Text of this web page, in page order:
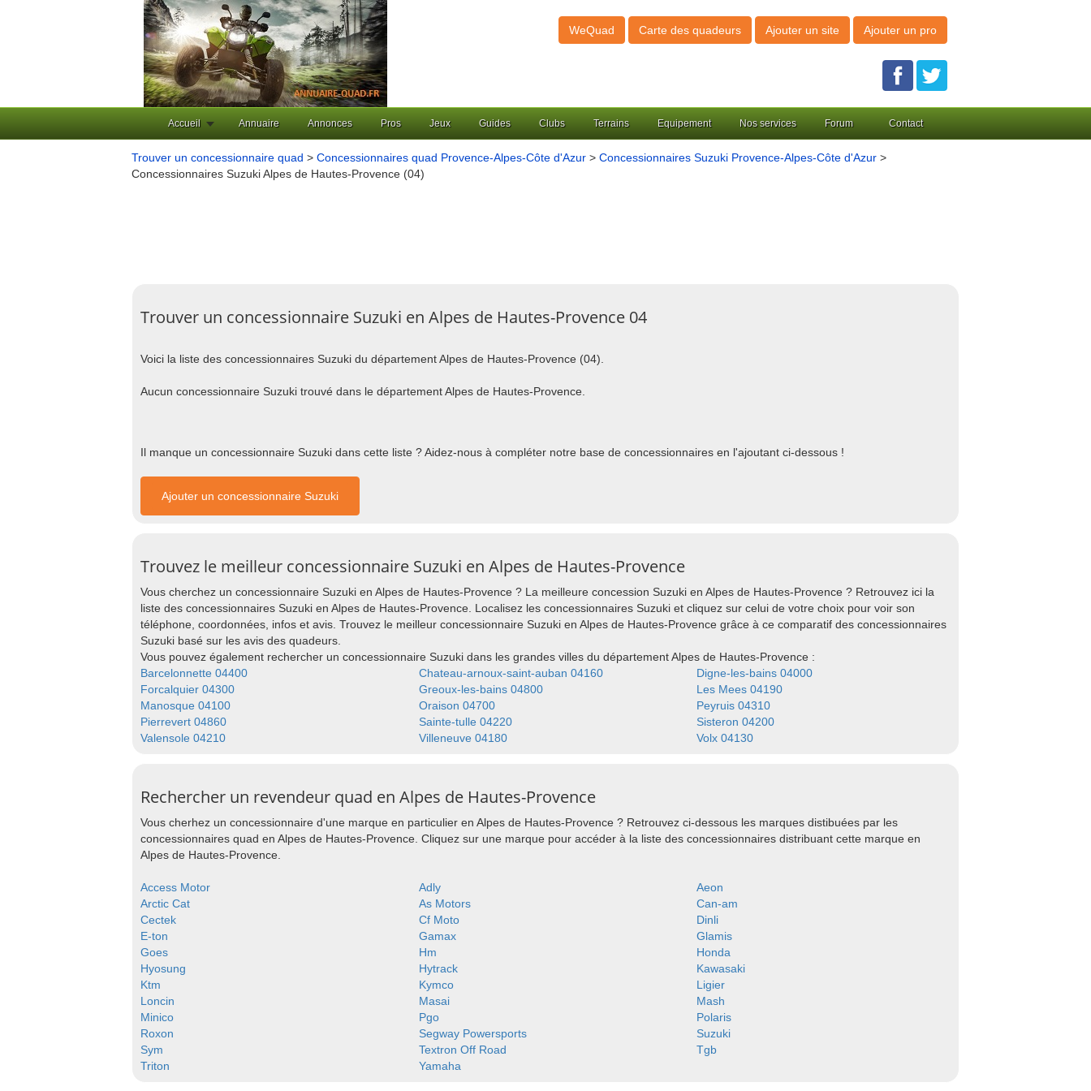
WeQuad Carte des quadeurs Ajouter un site Ajouter un pro
Accueil Annuaire Annonces Pros Jeux Guides Clubs Terrains Equipement Nos services Forum Contact
Trouver un concessionnaire quad > Concessionnaires quad Provence-Alpes-Côte d'Azur > Concessionnaires Suzuki Provence-Alpes-Côte d'Azur >
Concessionnaires Suzuki Alpes de Hautes-Provence (04)
Trouver un concessionnaire Suzuki en Alpes de Hautes-Provence 04
Voici la liste des concessionnaires Suzuki du département Alpes de Hautes-Provence (04).
Aucun concessionnaire Suzuki trouvé dans le département Alpes de Hautes-Provence.
Il manque un concessionnaire Suzuki dans cette liste ? Aidez-nous à compléter notre base de concessionnaires en l'ajoutant ci-dessous !
Ajouter un concessionnaire Suzuki
Trouvez le meilleur concessionnaire Suzuki en Alpes de Hautes-Provence
Vous cherchez un concessionnaire Suzuki en Alpes de Hautes-Provence ? La meilleure concession Suzuki en Alpes de Hautes-Provence ? Retrouvez ici la
liste des concessionnaires Suzuki en Alpes de Hautes-Provence. Localisez les concessionnaires Suzuki et cliquez sur celui de votre choix pour voir son
téléphone, coordonnées, infos et avis. Trouvez le meilleur concessionnaire Suzuki en Alpes de Hautes-Provence grâce à ce comparatif des concessionnaires
Suzuki basé sur les avis des quadeurs.
Vous pouvez également rechercher un concessionnaire Suzuki dans les grandes villes du département Alpes de Hautes-Provence :
Barcelonnette 04400
Chateau-arnoux-saint-auban 04160
Digne-les-bains 04000
Forcalquier 04300
Greoux-les-bains 04800
Les Mees 04190
Manosque 04100
Oraison 04700
Peyruis 04310
Pierrevert 04860
Sainte-tulle 04220
Sisteron 04200
Valensole 04210
Villeneuve 04180 Volx 04130
Rechercher un revendeur quad en Alpes de Hautes-Provence
Vous cherhez un concessionnaire d'une marque en particulier en Alpes de Hautes-Provence ? Retrouvez ci-dessous les marques distibuées par les
concessionnaires quad en Alpes de Hautes-Provence. Cliquez sur une marque pour accéder à la liste des concessionnaires distribuant cette marque en
Alpes de Hautes-Provence.
Access Motor Adly
Aeon
Arctic Cat
As Motors
Can-am
Cectek
Cf Moto
Dinli
E-ton
Gamax
Glamis
Goes
Hm
Honda
Hyosung
Hytrack
Kawasaki
Ktm
Kymco
Ligier
Loncin
Masai
Mash
Minico
Pgo
Polaris
Roxon
Segway Powersports
Suzuki
Sym
Textron Off Road
Tgb
Triton
Yamaha